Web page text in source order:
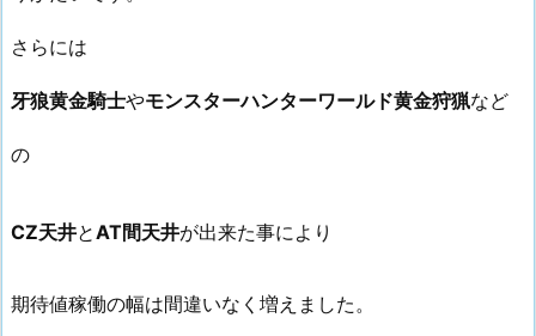
さらには
牙狼黄金騎士やモンスターハンターワールド黄金狩猟など
の
CZ天井とAT間天井が出来た事により
期待値稼働の幅は間違いなく増えました。